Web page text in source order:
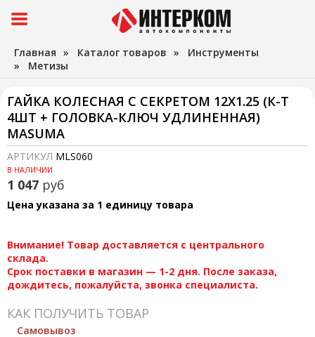
Главная » Каталог товаров » Инструменты
» Метизы
ГАЙКА КОЛЕСНАЯ С СЕКРЕТОМ 12X1.25 (К-Т
4ШТ + ГОЛОВКА-КЛЮЧ УДЛИНЕННАЯ)
MASUMA
АРТИКУЛ MLS060
В НАЛИЧИИ
1 047 руб
Цена указана за 1 единицу товара
Внимание! Товар доставляется с центрального
склада.
Срок поставки в магазин — 1-2 дня. После заказа,
дождитесь, пожалуйста, звонка специалиста.
КАК ПОЛУЧИТЬ ТОВАР
Самовывоз